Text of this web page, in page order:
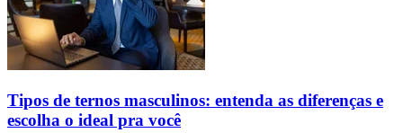
Tipos de ternos masculinos: entenda as diferenças e
escolha o ideal pra você